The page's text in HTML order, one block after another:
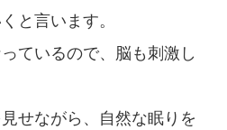
と言います。
ているので、脳も刺激し
せながら、自然な眠りを